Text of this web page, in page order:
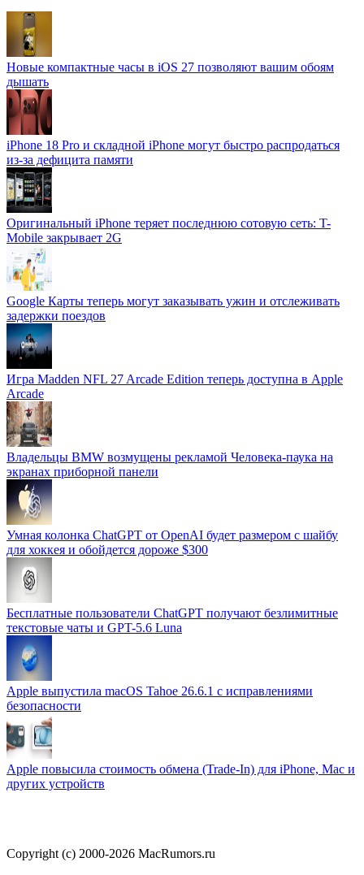
Новые компактные часы в iOS 27 позволяют вашим обоям
дышать
iPhone 18 Pro и складной iPhone могут быстро распродаться
из-за дефицита памяти
Оригинальный iPhone теряет последнюю сотовую сеть: T-
Mobile закрывает 2G
Google Карты теперь могут заказывать ужин и отслеживать
задержки поездов
Игра Madden NFL 27 Arcade Edition теперь доступна в Apple
Arcade
Владельцы BMW возмущены рекламой Человека-паука на
экранах приборной панели
Умная колонка ChatGPT от OpenAI будет размером с шайбу
для хоккея и обойдется дороже $300
Бесплатные пользователи ChatGPT получают безлимитные
текстовые чаты и GPT-5.6 Luna
Apple выпустила macOS Tahoe 26.6.1 с исправлениями
безопасности
Apple повысила стоимость обмена (Trade-In) для iPhone, Mac и
других устройств
Copyright (c) 2000-2026 MacRumors.ru